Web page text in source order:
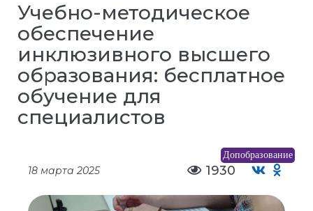
Учебно-методическое
обеспечение
инклюзивного высшего
образования: бесплатное
обучение для
специалистов
Допобразование
18 марта 2025 1930